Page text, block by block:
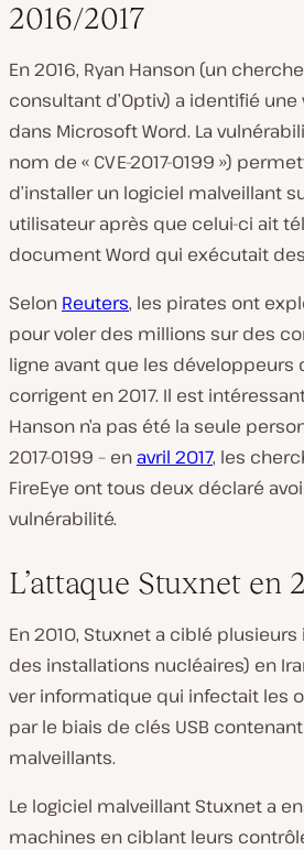
2016/2017
En 2016, Ryan Hanson (un
consultant d’Optiv) a identifié
dans Microsoft Word. La
nom de « CVE-2017-0199 »)
d’installer un logiciel malveillant
utilisateur après que celui-ci ait
document Word qui exécutait
Selon Reuters, les pirates ont
pour voler des millions sur des
ligne avant que les développeurs
corrigent en 2017. Il est
Hanson n’a pas été la seule
2017-0199 – en avril 2017, les
FireEye ont tous deux déclaré
vulnérabilité.
L’attaque Stuxnet en
En 2010, Stuxnet a ciblé
des installations nucléaires) en
ver informatique qui infectait les
par le biais de clés USB
malveillants.
Le logiciel malveillant Stuxnet a
machines en ciblant leurs